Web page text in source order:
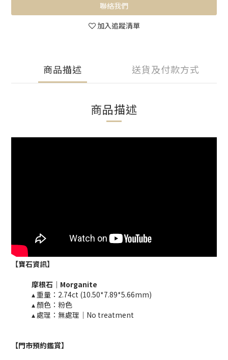
聯絡我們
加入追蹤清單
商品描述 送貨及付款方式
商品描述
【寶石資訊】
摩根石 ｜Morganite
▴ 重量：2.74ct (10.50*7.89*5.66mm)​
▴ 顏色：粉色
▴ 處理：無處理｜No treatment​​
【門市預約鑑賞】